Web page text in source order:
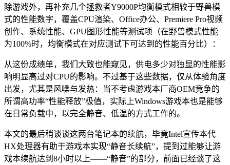
除游戏外，再补充几个拯救者Y9000P均衡模式相较于野兽模
式的性能数字，覆盖CPU渲染、Office办公、Premiere Pro视频
创作、系统性能、GPU图形性能等测试项（在野兽模式性能
为100%时，均衡模式在对应测试下可达到的性能百分比）：
从这份成绩单，我们大致也能窥见，供电多少对独显的性能影
响明显高过对CPU的影响。不过基于这些数据，仅从体验角度
出发，尤其是风噪与发热：当不考虑游戏本厂商OEM竞争的
所谓高功率“性能释放”极值，实际上Windows游戏本也是能够
在日常负载中，以完全静音、低温的方式工作的。
本文的最后稍谈谈这两台笔记本的续航，毕竟Intel宣传本代
HX处理器有助于游戏本实现“静音长续航”，提到过能够让游
戏本续航达到8小时以上——“静音”的部分，前面已经谈了这